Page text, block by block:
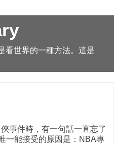
看世界的一種方法。這是
事件時，有一句話一直忘了
一能接受的原因是：NBA專